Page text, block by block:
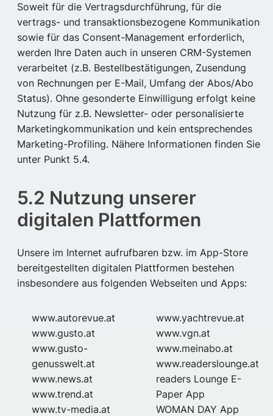
Soweit für die Vertragsdurchführung, für die
vertrags- und transaktionsbezogene Kommunikation
sowie für das Consent-Management erforderlich,
werden Ihre Daten auch in unseren CRM-Systemen
verarbeitet (z.B. Bestellbestätigungen, Zusendung
von Rechnungen per E-Mail, Umfang der Abos/Abo
Status). Ohne gesonderte Einwilligung erfolgt keine
Nutzung für z.B. Newsletter- oder personalisierte
Marketingkommunikation und kein entsprechendes
Marketing-Profiling. Nähere Informationen finden Sie
unter Punkt 5.4.
5.2 Nutzung unserer
digitalen Plattformen
Unsere im Internet aufrufbaren bzw. im App-Store
bereitgestellten digitalen Plattformen bestehen
insbesondere aus folgenden Webseiten und Apps:
www.autorevue.at
www.gusto.at
www.gusto-
genusswelt.at
www.news.at
www.trend.at
www.tv-media.at
www.yachtrevue.at
www.vgn.at
www.meinabo.at
www.readerslounge.at
readers Lounge E-
Paper App
WOMAN DAY App